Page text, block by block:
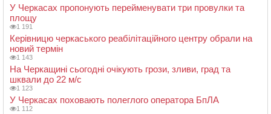
У Черкасах пропонують перейменувати три провулки та
площу
1 191
Керівницю черкаського реабілітаційного центру обрали на
новий термін
1 143
На Черкащині сьогодні очікують грози, зливи, град та
шквали до 22 м/с
1 123
У Черкасах поховають полеглого оператора БпЛА
1 112